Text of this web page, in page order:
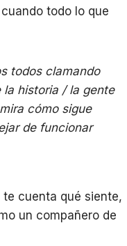
todo lo que
todos clamando
la historia / la gente
cómo sigue
de funcionar
cuenta qué siente,
un compañero de